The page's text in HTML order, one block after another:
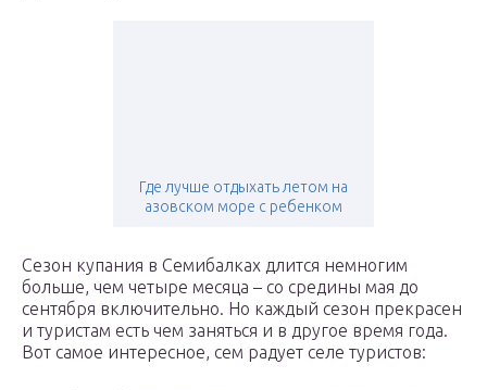
Где лучше отдыхать летом на
азовском море с ребенком
Сезон купания в Семибалках длится немногим
больше, чем четыре месяца – со средины мая до
сентября включительно. Но каждый сезон прекрасен
и туристам есть чем заняться и в другое время года.
Вот самое интересное, сем радует селе туристов: